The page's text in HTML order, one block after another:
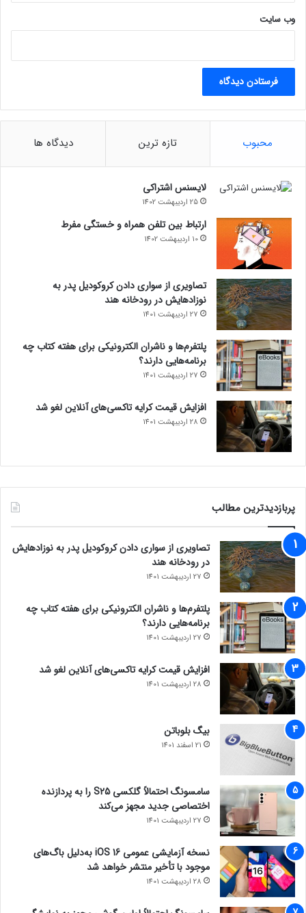
وب‌ سایت
محبوب تازه ترین دیدگاه ها
لایسنس اشتراکی
25 اردیبهشت 1402
ارتباط بین تلفن همراه و خستگی مفرط
10 اردیبهشت 1402
تصاویری از سواری دادن کروکودیل پدر به
نوزادهایش در رودخانه هند
27 اردیبهشت 1401
پلتفرم‌ها و ناشران الکترونیکی برای هفته کتاب چه
برنامه‌هایی دارند؟
27 اردیبهشت 1401
افزایش قیمت کرایه تاکسی‌های آنلاین لغو شد
28 اردیبهشت 1401
پربازدیدترین مطالب
تصاویری از سواری دادن کروکودیل پدر به نوزادهایش
در رودخانه هند
27 اردیبهشت 1401
پلتفرم‌ها و ناشران الکترونیکی برای هفته کتاب چه
برنامه‌هایی دارند؟
27 اردیبهشت 1401
افزایش قیمت کرایه تاکسی‌های آنلاین لغو شد
28 اردیبهشت 1401
بیگ بلوباتن
21 اسفند 1401
سامسونگ احتمالاً گلکسی S25 را به پردازنده
اختصاصی جدید مجهز می‌کند
27 اردیبهشت 1401
نسخه آزمایشی عمومی iOS 16 به‌دلیل باگ‌های
موجود با تأخیر منتشر خواهد شد
28 اردیبهشت 1401